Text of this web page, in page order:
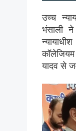
उच्च
भंसाली
यादव से